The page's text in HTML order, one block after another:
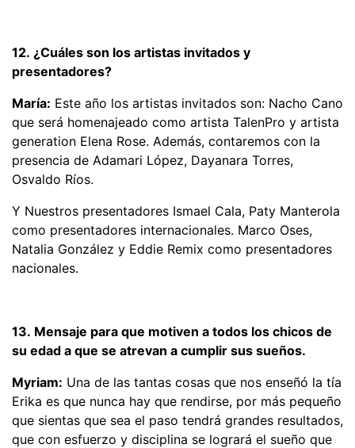
12. ¿Cuáles son los artistas invitados y
presentadores?
María: Este año los artistas invitados son: Nacho Cano
que será homenajeado como artista TalenPro y artista
generation Elena Rose. Además, contaremos con la
presencia de Adamari López, Dayanara Torres,
Osvaldo Ríos.
Y Nuestros presentadores Ismael Cala, Paty Manterola
como presentadores internacionales. Marco Oses,
Natalia González y Eddie Remix como presentadores
nacionales.
13. Mensaje para que motiven a todos los chicos de
su edad a que se atrevan a cumplir sus sueños.
Myriam: Una de las tantas cosas que nos enseñó la tía
Erika es que nunca hay que rendirse, por más pequeño
que sientas que sea el paso tendrá grandes resultados,
que con esfuerzo y disciplina se logrará el sueño que